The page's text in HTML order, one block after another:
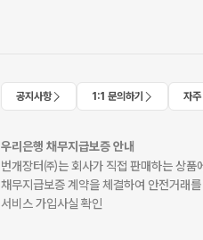
공지사항 1:1 문의하기 자
우리은행 채무지급보증 안내
번개장터㈜는 회사가 직접 판매하는 상품
채무지급보증 계약을 체결하여 안전거래
서비스 가입사실 확인